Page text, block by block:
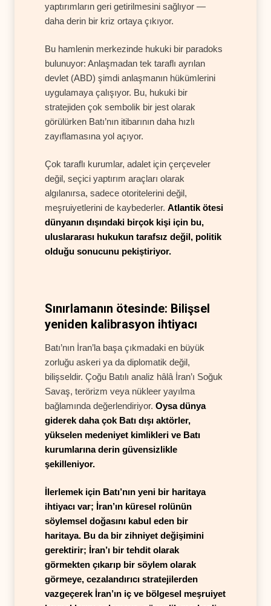
yaptırımların geri getirilmesini sağlıyor —
daha derin bir kriz ortaya çıkıyor.
Bu hamlenin merkezinde hukuki bir paradoks
bulunuyor: Anlaşmadan tek taraflı ayrılan
devlet (ABD) şimdi anlaşmanın hükümlerini
uygulamaya çalışıyor. Bu, hukuki bir
stratejiden çok sembolik bir jest olarak
görülürken Batı’nın itibarının daha hızlı
zayıflamasına yol açıyor.
Çok taraflı kurumlar, adalet için çerçeveler
değil, seçici yaptırım araçları olarak
algılanırsa, sadece otoritelerini değil,
meşruiyetlerini de kaybederler. Atlantik ötesi
dünyanın dışındaki birçok kişi için bu,
uluslararası hukukun tarafsız değil, politik
olduğu sonucunu pekiştiriyor.
Sınırlamanın ötesinde: Bilişsel
yeniden kalibrasyon ihtiyacı
Batı’nın İran’la başa çıkmadaki en büyük
zorluğu askeri ya da diplomatik değil,
bilişseldir. Çoğu Batılı analiz hâlâ İran’ı Soğuk
Savaş, terörizm veya nükleer yayılma
bağlamında değerlendiriyor. Oysa dünya
giderek daha çok Batı dışı aktörler,
yükselen medeniyet kimlikleri ve Batı
kurumlarına derin güvensizlikle
şekilleniyor.
İlerlemek için Batı’nın yeni bir haritaya
ihtiyacı var; İran’ın küresel rolünün
söylemsel doğasını kabul eden bir
haritaya. Bu da bir zihniyet değişimini
gerektirir; İran’ı bir tehdit olarak
görmekten çıkarıp bir söylem olarak
görmeye, cezalandırıcı stratejilerden
vazgeçerek İran’ın iç ve bölgesel meşruiyet